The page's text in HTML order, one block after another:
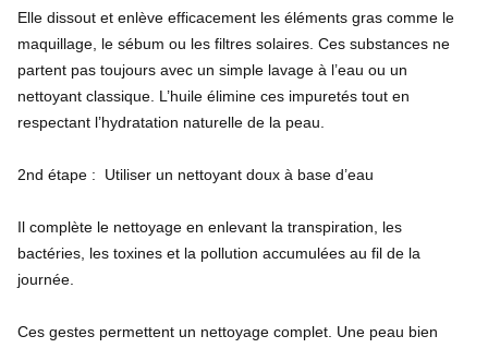
Elle dissout et enlève efficacement les éléments gras comme le
maquillage, le sébum ou les filtres solaires. Ces substances ne
partent pas toujours avec un simple lavage à l’eau ou un
nettoyant classique. L’huile élimine ces impuretés tout en
respectant l’hydratation naturelle de la peau.
2nd étape : Utiliser un nettoyant doux à base d’eau
Il complète le nettoyage en enlevant la transpiration, les
bactéries, les toxines et la pollution accumulées au fil de la
journée.
Ces gestes permettent un nettoyage complet. Une peau bien